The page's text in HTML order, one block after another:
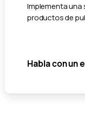
Implementa una
productos de
Habla con un